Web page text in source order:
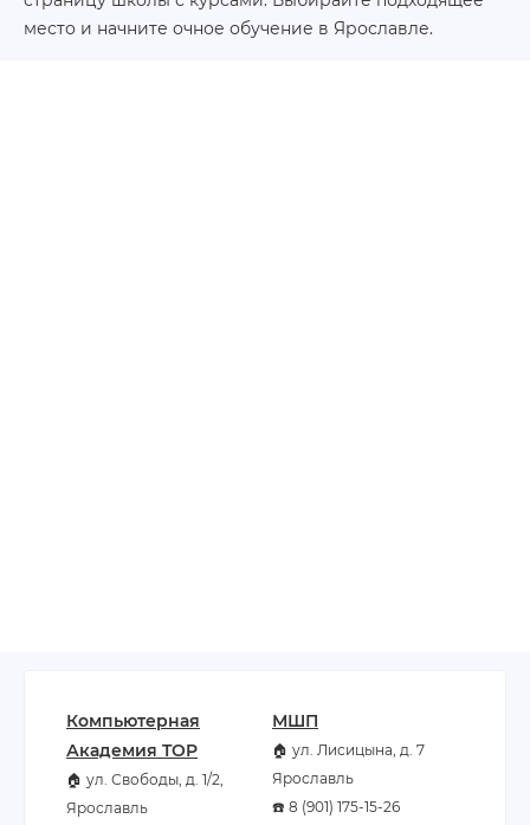
место и начните очное обучение в Ярославле.
Компьютерная
Академия TOP
🏠 ул. Свободы, д. 1/2,
Ярославль
МШП
🏠 ул. Лисицына, д. 7
Ярославль
☎️ 8 (901) 175-15-26